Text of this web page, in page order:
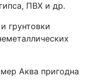
ПВХ и др.
грунтовки
Аква пригодна